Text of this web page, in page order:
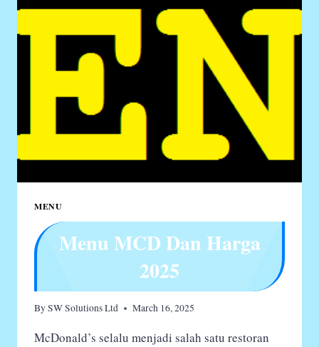
2025
MENU
Menu MCD Dan Harga
2025
BySW Solutions Ltd March 16, 2025
McDonald’s selalu menjadi salah satu restoran